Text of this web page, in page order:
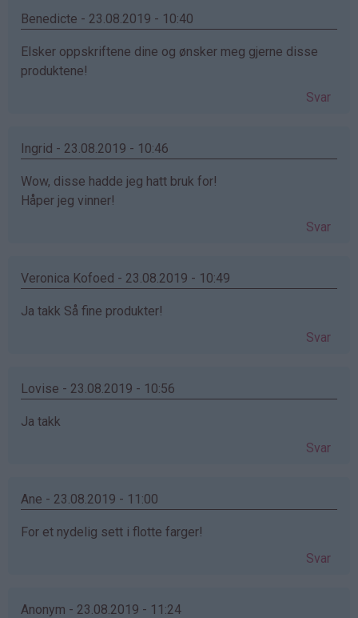
Benedicte - 23.08.2019 - 10:40
Elsker oppskriftene dine og ønsker meg gjerne disse
produktene!
Svar
Ingrid - 23.08.2019 - 10:46
Wow, disse hadde jeg hatt bruk for!
Håper jeg vinner!
Svar
Veronica Kofoed - 23.08.2019 - 10:49
Ja takk Så fine produkter!
Svar
Lovise - 23.08.2019 - 10:56
Ja takk
Svar
Ane - 23.08.2019 - 11:00
For et nydelig sett i flotte farger!
Svar
Anonym - 23.08.2019 - 11:24